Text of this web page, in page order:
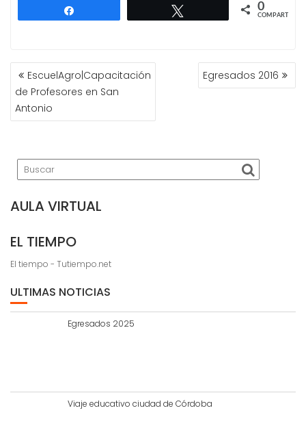
0
COMPARTIR
NAVEGACIÓN
DE
ENTRADAS
EscuelAgro|Capacitación
de Profesores en San
Antonio
Egresados 2016
AULA VIRTUAL
EL TIEMPO
El tiempo - Tutiempo.net
ULTIMAS NOTICIAS
Egresados 2025
Viaje educativo ciudad de Córdoba